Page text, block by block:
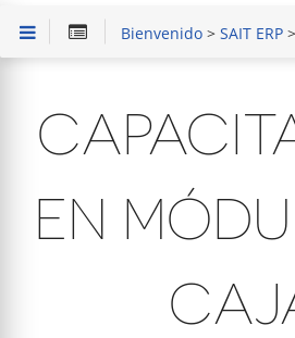
Bienvenido> SAIT ERP>
EN